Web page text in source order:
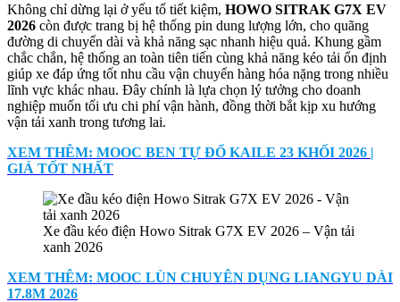
Không chỉ dừng lại ở yếu tố tiết kiệm, HOWO SITRAK G7X EV
2026 còn được trang bị hệ thống pin dung lượng lớn, cho quãng
đường di chuyển dài và khả năng sạc nhanh hiệu quả. Khung gầm
chắc chắn, hệ thống an toàn tiên tiến cùng khả năng kéo tải ổn định
giúp xe đáp ứng tốt nhu cầu vận chuyển hàng hóa nặng trong nhiều
lĩnh vực khác nhau. Đây chính là lựa chọn lý tưởng cho doanh
nghiệp muốn tối ưu chi phí vận hành, đồng thời bắt kịp xu hướng
vận tải xanh trong tương lai.
XEM THÊM: MOOC BEN TỰ ĐỔ KAILE 23 KHỐI 2026 |
GIÁ TỐT NHẤT
Xe đầu kéo điện Howo Sitrak G7X EV 2026 – Vận tải
xanh 2026
XEM THÊM: MOOC LÙN CHUYÊN DỤNG LIANGYU DÀI
17.8M 2026